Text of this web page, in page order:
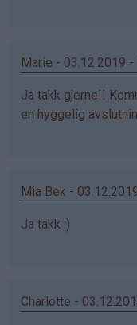
Marie - 03.12.2019 -
Ja takk gjerne!!
en hyggelig
Mia Bek -
Ja takk :)
Charlotte -